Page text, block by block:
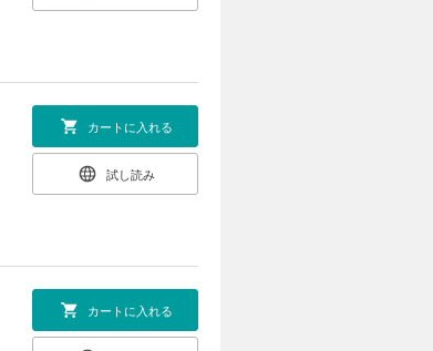
カートに入れる
試し読み
カートに入れる